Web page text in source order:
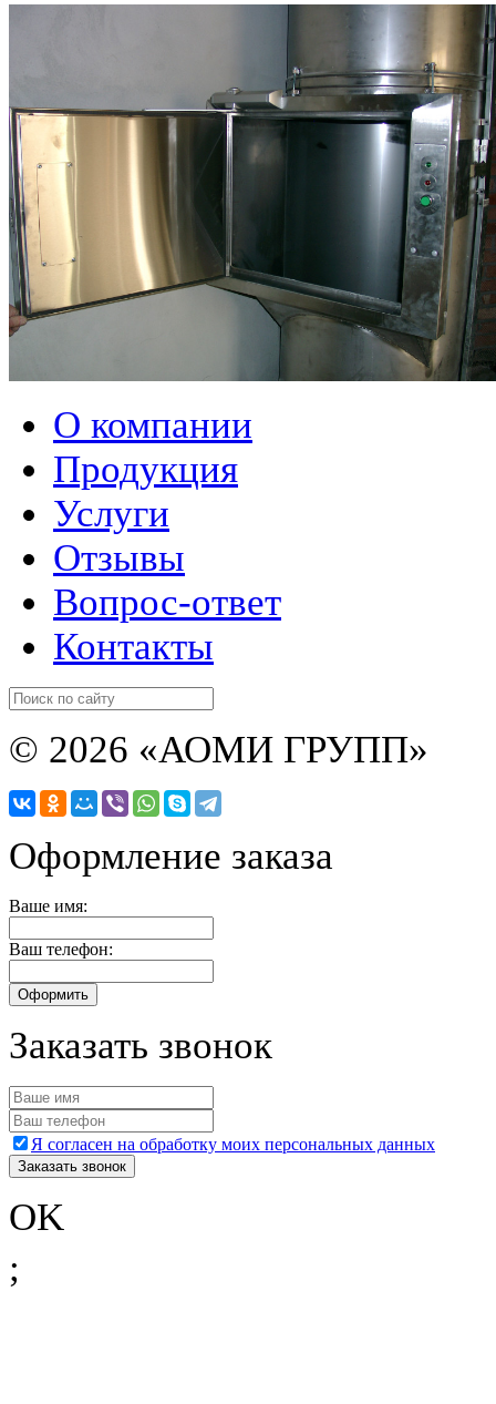
О компании
Продукция
Услуги
Отзывы
Вопрос-ответ
Контакты
© 2026 «АОМИ ГРУПП»
Оформление заказа
Ваше имя:
Ваш телефон:
Заказать звонок
Я согласен на обработку моих персональных данных
OK
;